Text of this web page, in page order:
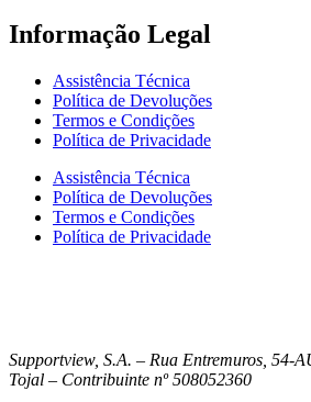
Informação Legal
Assistência Técnica
Política de Devoluções
Termos e Condições
Política de Privacidade
Assistência Técnica
Política de Devoluções
Termos e Condições
Política de Privacidade
Supportview, S.A. – Rua Entremuros, 54-
Tojal – Contribuinte nº 508052360